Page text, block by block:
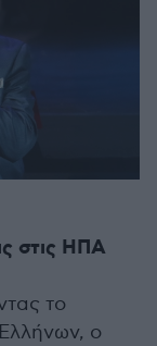
στις ΗΠΑ
το
ο